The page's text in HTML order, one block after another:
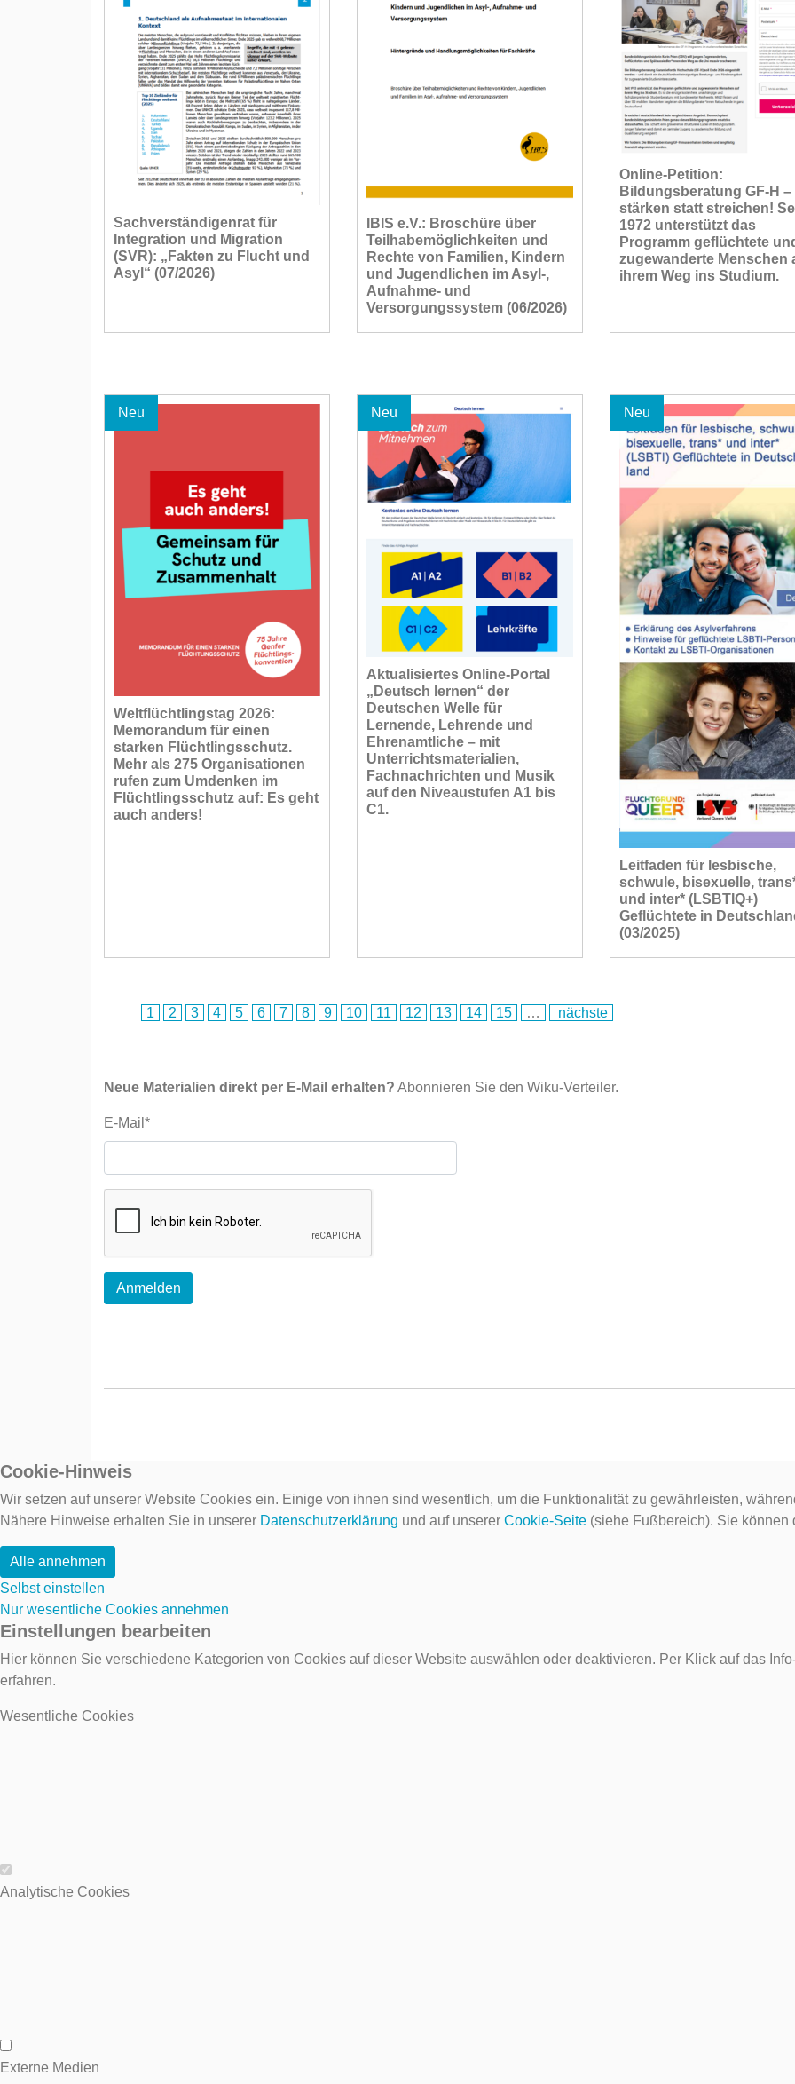
Sachverständigenrat für
Integration und Migration
(SVR): „Fakten zu Flucht und
Asyl“ (07/2026)
IBIS e.V.: Broschüre über
Teilhabemöglichkeiten und
Rechte von Familien, Kindern
und Jugendlichen im Asyl-,
Aufnahme- und
Versorgungssystem (06/2026)
Online-Petition:
Bildungsberatung GF-H –
stärken statt streichen!
1972 unterstützt das
Programm geflüchtete
zugewanderte Menschen
ihrem Weg ins Studium.
Neu
Weltflüchtlingstag 2026:
Memorandum für einen
starken Flüchtlingsschutz.
Mehr als 275 Organisationen
rufen zum Umdenken im
Flüchtlingsschutz auf: Es geht
auch anders!
Neu
Aktualisiertes Online-Portal
„Deutsch lernen“ der
Deutschen Welle für
Lernende, Lehrende und
Ehrenamtliche – mit
Unterrichtsmaterialien,
Fachnachrichten und Musik
auf den Niveaustufen A1 bis
C1.
Neu
Leitfaden für lesbische,
schwule, bisexuelle,
und inter* (LSBTIQ+)
Geflüchtete in
(03/2025)
1 2 3 4 5 6 7 8 9 10 11 12 13 14 15 … nächste
Neue Materialien direkt per E-Mail erhalten? Abonnieren Sie den Wiku-Verteiler.
E-Mail*
Cookie-Hinweis
Wir setzen auf unserer Website Cookies ein. Einige von ihnen sind wesentlich, um die Funktionalität zu gewährleisten,
Nähere Hinweise erhalten Sie in unserer Datenschutzerklärung und auf unserer Cookie-Seite (siehe Fußbereich). Sie
Alle annehmen
Selbst einstellen
Nur wesentliche Cookies annehmen
Einstellungen bearbeiten
Hier können Sie verschiedene Kategorien von Cookies auf dieser Website auswählen oder deaktivieren. Per Klick auf das
erfahren.
Wesentliche Cookies
Wesentliche Cookies
Analytische Cookies
Analytische Cookies
Externe Medien